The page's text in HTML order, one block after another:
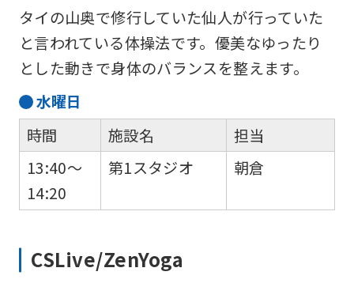
タイの山奥で修行していた仙人が行っていた
と言われている体操法です。優美なゆったり
とした動きで身体のバランスを整えます。
水曜日
時間
13:40～
14:20
施設名
第1スタジオ
担当
朝倉
CSLive/ZenYoga